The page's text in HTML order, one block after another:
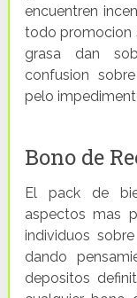
encuentren
todo promocion
grasa dan
confusion
pelo
Bono de
El pack de
aspectos mas
individuos
dando
depositos